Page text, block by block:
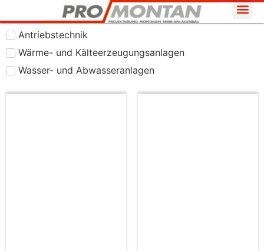
Antriebstechnik
Wärme- und Kälteerzeugungsanlagen
Wasser- und Abwasseranlagen